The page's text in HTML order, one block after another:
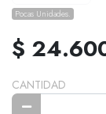
Pocas Unidades.
$
CANTIDAD